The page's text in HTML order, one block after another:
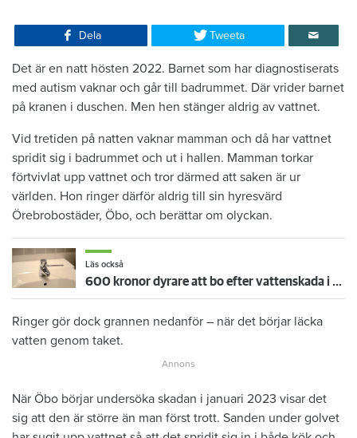
Dela Tweeta
Det är en natt hösten 2022. Barnet som har diagnostiserats
med autism vaknar och går till badrummet. Där vrider barnet
på kranen i duschen. Men hen stänger aldrig av vattnet.
Vid tretiden på natten vaknar mamman och då har vattnet
spridit sig i badrummet och ut i hallen. Mamman torkar
förtvivlat upp vattnet och tror därmed att saken är ur
världen. Hon ringer därför aldrig till sin hyresvärd
Örebrobostäder, Öbo, och berättar om olyckan.
Läs också
600 kronor dyrare att bo efter vattenskada i Varberg
Ringer gör dock grannen nedanför – när det börjar läcka
vatten genom taket.
När Öbo börjar undersöka skadan i januari 2023 visar det
sig att den är större än man först trott. Sanden under golvet